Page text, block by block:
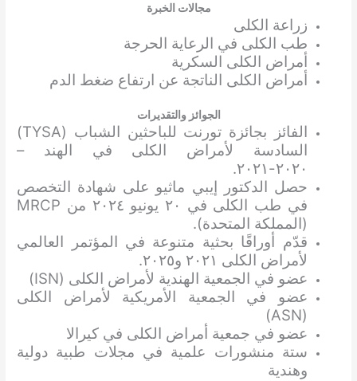
مجالات الخبرة
زراعة الكلى
طب الكلى في الرعاية الحرجة
أمراض الكلى السكرية
أمراض الكلى الناتجة عن ارتفاع ضغط الدم
الجوائز والتقديرات
الفائز بجائزة تورنت للباحثين الشباب (TYSA)
السادسة لأمراض الكلى في الهند –
٢٠٢٠-٢٠٢١.
حصل الدكتور إيبي ماثيو على شهادة التخصص
في طب الكلى في ٢٠ يونيو ٢٠٢٤ من MRCP
(المملكة المتحدة).
قدّم أوراقًا بحثية متنوعة في المؤتمر العالمي
لأمراض الكلى ٢٠٢١ و٢٠٢٥.
عضو في الجمعية الهندية لأمراض الكلى (ISN)
عضو في الجمعية الأمريكية لأمراض الكلى
(ASN)
عضو في جمعية أمراض الكلى في كيرالا
ستة منشورات علمية في مجلات طبية دولية
وهندية